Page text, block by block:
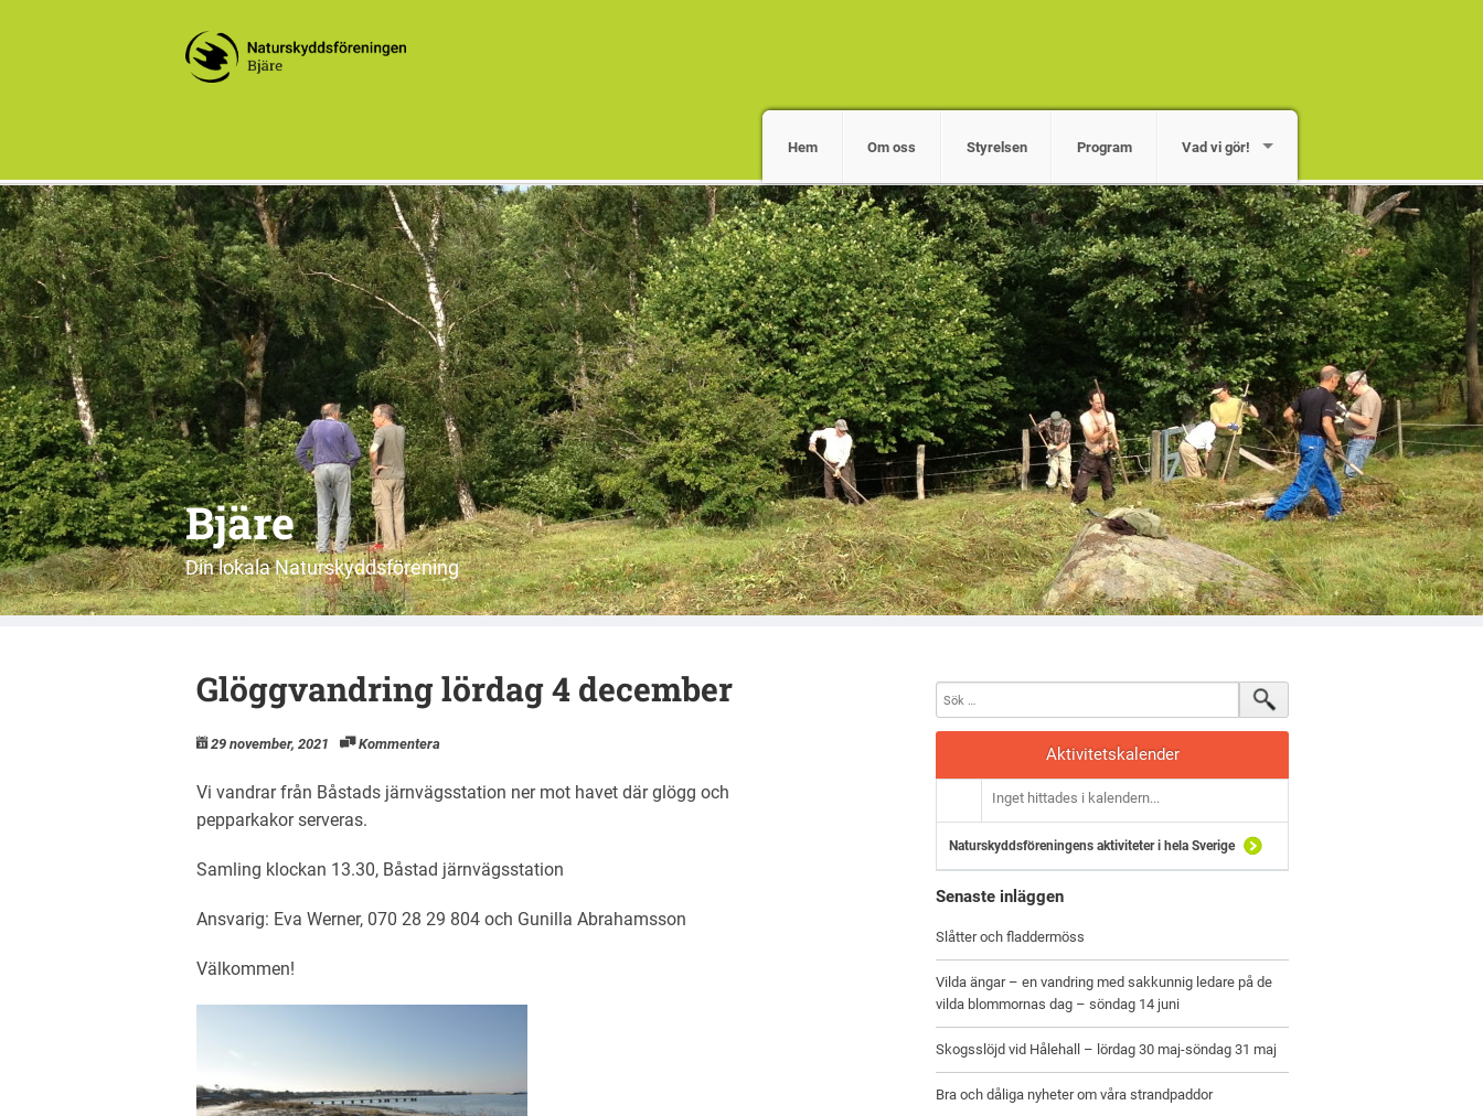
Hem Om oss Styrelsen Program Vad vi gör!
Bjäre
Din lokala Naturskyddsförening
Glöggvandring lördag 4 december
29 november, 2021 Kommentera
Vi vandrar från Båstads järnvägsstation ner mot havet där glögg och
pepparkakor serveras.
Samling klockan 13.30, Båstad järnvägsstation
Ansvarig: Eva Werner, 070 28 29 804 och Gunilla Abrahamsson
Välkommen!
Aktivitetskalender
Inget hittades i kalendern...
Naturskyddsföreningens aktiviteter i hela Sverige
Senaste inläggen
Slåtter och fladdermöss
Vilda ängar – en vandring med sakkunnig ledare på de
vilda blommornas dag – söndag 14 juni
Skogsslöjd vid Hålehall – lördag 30 maj-söndag 31 maj
Bra och dåliga nyheter om våra strandpaddor